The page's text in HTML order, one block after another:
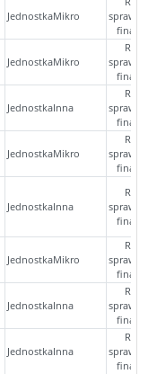
JednostkaMikro
JednostkaMikro
JednostkaInna
JednostkaMikro
JednostkaInna
JednostkaMikro
JednostkaInna
JednostkaInna